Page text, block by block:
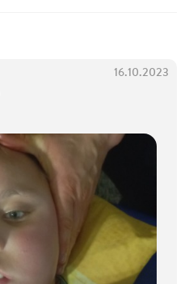
16.10.2023